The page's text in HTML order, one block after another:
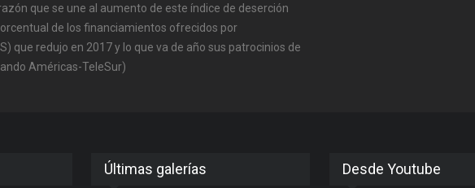
que se une al aumento de este índice de deserción
de los financiamientos ofrecidos por
que redujo en 2017 y lo que va de año sus patrocinios de
Américas-TeleSur)
Últimas galerías Desde Youtube